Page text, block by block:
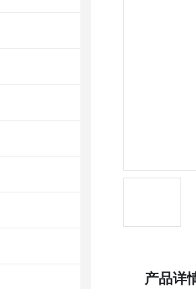
产品详